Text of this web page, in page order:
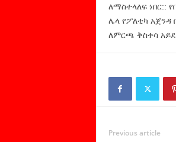
ለማስተላለፍ ነበር::
ሌላ የፖለቲካ አጀንዳ
ለምርጫ ቅስቀሳ
Previous article